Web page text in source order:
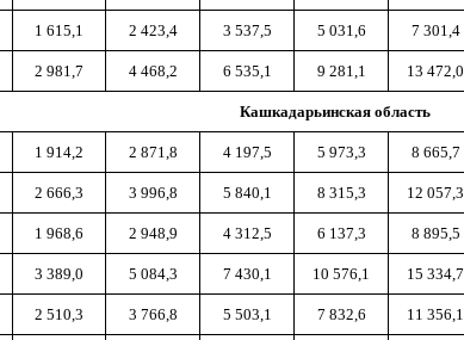
1 615,1 2 423,4 3 537,5 5 031,6 7 301,4
2 981,7 4 468,2 6 535,1 9 281,1 13 472,0
Кашкадарьинская область
1 914,2 2 871,8 4 197,5 5 973,3 8 665,7
2 666,3 3 996,8 5 840,1 8 315,3 12 057,3
1 968,6 2 948,9 4 312,5 6 137,3 8 895,5
3 389,0 5 084,3 7 430,1 10 576,1 15 334,7
2 510,3 3 766,8 5 503,1 7 832,6 11 356,1